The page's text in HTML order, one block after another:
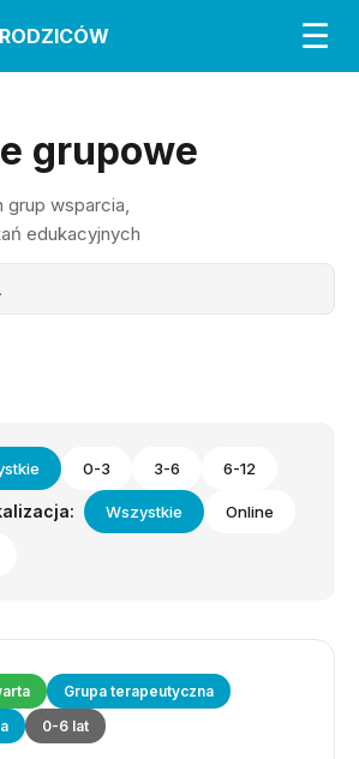
☰
grupowe
grup wsparcia,
edukacyjnych
0-3 3-6 6-12
Wszystkie Online
Grupa terapeutyczna
0-6 lat